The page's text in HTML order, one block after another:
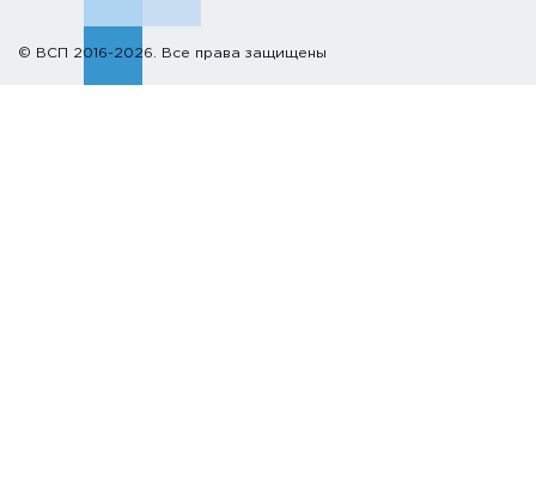
© ВСП 2016-2026. Все права защищены